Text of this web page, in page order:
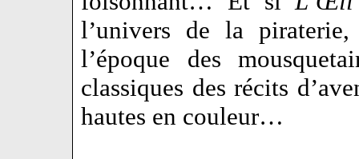
l’univers de la
l’époque des
classiques des récits
hautes en couleur…